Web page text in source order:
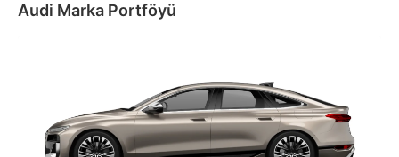
Audi Marka Portföyü